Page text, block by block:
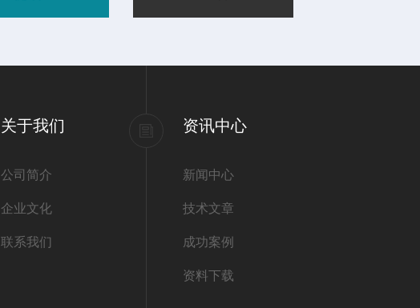
关于我们
公司简介
企业文化
联系我们
资讯中心
新闻中心
技术文章
成功案例
资料下载